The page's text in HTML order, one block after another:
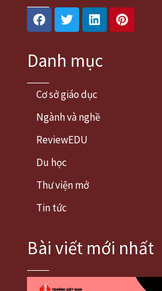
Facebook
TwitterLinkedinPinterest
Danh mục
Cơ sở giáo dục
Ngành và nghề
ReviewEDU
Du học
Thư viện mở
Tin tức
Bài viết mới nhất